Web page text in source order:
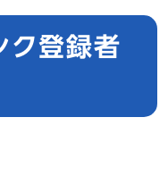
ク登録者